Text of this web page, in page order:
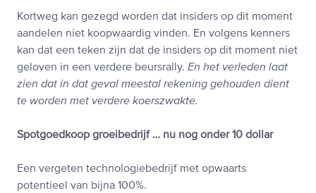
Kortweg kan gezegd worden dat insiders op dit moment
aandelen niet koopwaardig vinden. En volgens kenners
kan dat een teken zijn dat de insiders op dit moment niet
geloven in een verdere beursrally. En het verleden laat
zien dat in dat geval meestal rekening gehouden dient
te worden met verdere koerszwakte.
Spotgoedkoop groeibedrijf … nu nog onder 10 dollar
Een vergeten technologiebedrijf met opwaarts
potentieel van bijna 100%.